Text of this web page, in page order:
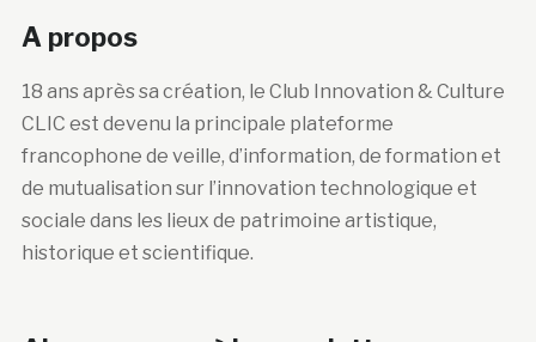
A propos
18 ans après sa création, le Club Innovation & Culture
CLIC est devenu la principale plateforme
francophone de veille, d’information, de formation et
de mutualisation sur l’innovation technologique et
sociale dans les lieux de patrimoine artistique,
historique et scientifique.